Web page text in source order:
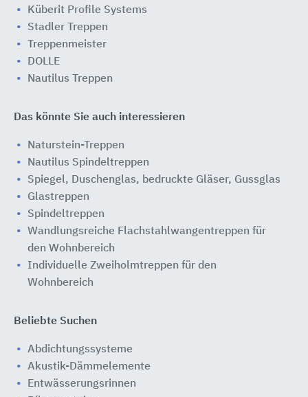
Küberit Profile Systems
Stadler Treppen
Treppenmeister
DOLLE
Nautilus Treppen
Das könnte Sie auch interessieren
Naturstein-Treppen
Nautilus Spindeltreppen
Spiegel, Duschenglas, bedruckte Gläser, Gussglas
Glastreppen
Spindeltreppen
Wandlungsreiche Flachstahlwangentreppen für
den Wohnbereich
Individuelle Zweiholmtreppen für den
Wohnbereich
Beliebte Suchen
Abdichtungssysteme
Akustik-Dämmelemente
Entwässerungsrinnen